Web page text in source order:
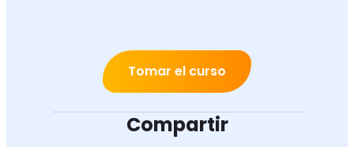
Tomar el curso
Compartir